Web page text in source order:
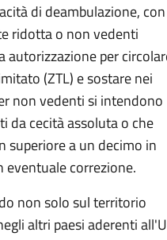
di deambulazione, con
ridotta o non vedenti
autorizzazione per
(ZTL) e sostare nei
non vedenti si intendono
da cecità assoluta o che
superiore a un decimo in
eventuale correzione.
non solo sul territorio
altri paesi aderenti